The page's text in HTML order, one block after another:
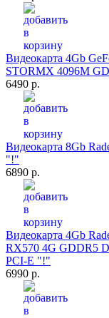
Видеокарта 4Gb
STORMX 4096M
6490 р.
Видеокарта 8Gb
"!"
6890 р.
Видеокарта 4Gb
RX570 4G GDDR5
PCI-E "!"
6990 р.